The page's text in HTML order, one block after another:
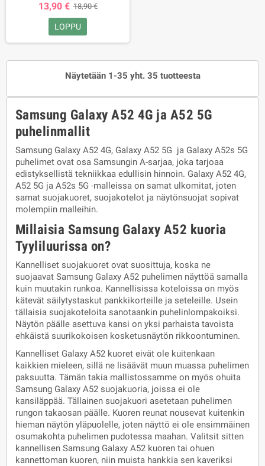
13,90 € 18,90 €
LOPPU
Näytetään 1-35 yht. 35 tuotteesta
Samsung Galaxy A52 4G ja A52 5G
puhelinmallit
Samsung Galaxy A52 4G, Galaxy A52 5G ja Galaxy A52s 5G
puhelimet ovat osa Samsungin A-sarjaa, joka tarjoaa
edistyksellistä tekniikkaa edullisin hinnoin. Galaxy A52 4G,
A52 5G ja A52s 5G -malleissa on samat ulkomitat, joten
samat suojakuoret, suojakotelot ja näytönsuojat sopivat
molempiin malleihin.
Millaisia Samsung Galaxy A52 kuoria
Tyyliluurissa on?
Kannelliset suojakuoret ovat suosittuja, koska ne
suojaavat Samsung Galaxy A52 puhelimen näyttöä samalla
kuin muutakin runkoa. Kannellisissa koteloissa on myös
kätevät säilytystaskut pankkikorteille ja seteleille. Usein
tällaisia suojakoteloita sanotaankin puhelinlompakoiksi.
Näytön päälle asettuva kansi on yksi parhaista tavoista
ehkäistä suurikokoisen kosketusnäytön rikkoontuminen.
Kannelliset Galaxy A52 kuoret eivät ole kuitenkaan
kaikkien mieleen, sillä ne lisäävät muun muassa puhelimen
paksuutta. Tämän takia mallistossamme on myös ohuita
Samsung Galaxy A52 suojakuoria, joissa ei ole
kansiläppää. Tällainen suojakuori asetetaan puhelimen
rungon takaosan päälle. Kuoren reunat nousevat kuitenkin
hieman näytön yläpuolelle, joten näyttö ei ole ensimmäinen
osumakohta puhelimen pudotessa maahan. Valitsit sitten
kannellisen Samsung Galaxy A52 kuoren tai ohuen
kannettoman kuoren, niin muista hankkia sen kaveriksi